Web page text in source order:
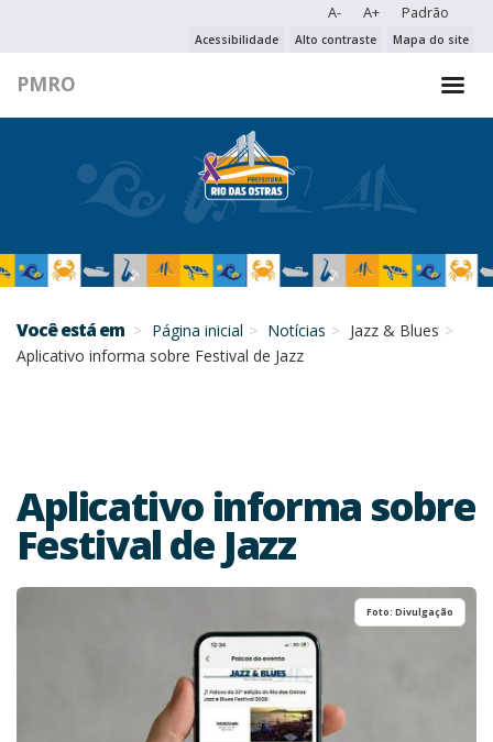
A- A+ Padrão
Acessibilidade Alto contraste Mapa do site
PMRO
PESQUISAR NO PORTAL
PESQUISAR
Você está em Página inicial Notícias
Jazz & Blues
Aplicativo informa sobre Festival de Jazz
Aplicativo informa sobre
Festival de Jazz
Foto: Divulgação